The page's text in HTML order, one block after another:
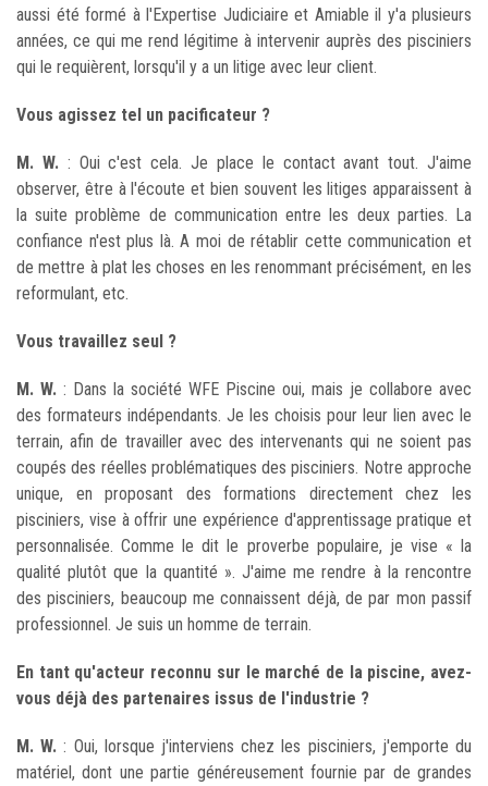
aussi été formé à l'Expertise Judiciaire et Amiable il y'a plusieurs
années, ce qui me rend légitime à intervenir auprès des pisciniers
qui le requièrent, lorsqu'il y a un litige avec leur client.
Vous agissez tel un pacificateur ?
M. W.: Oui c'est cela. Je place le contact avant tout. J'aime
observer, être à l'écoute et bien souvent les litiges apparaissent à
la suite problème de communication entre les deux parties. La
confiance n'est plus là. A moi de rétablir cette communication et
de mettre à plat les choses en les renommant précisément, en les
reformulant, etc.
Vous travaillez seul ?
M. W. : Dans la société WFE Piscine oui, mais je collabore avec
des formateurs indépendants. Je les choisis pour leur lien avec le
terrain, afin de travailler avec des intervenants qui ne soient pas
coupés des réelles problématiques des pisciniers. Notre approche
unique, en proposant des formations directement chez les
pisciniers, vise à offrir une expérience d'apprentissage pratique et
personnalisée. Comme le dit le proverbe populaire, je vise « la
qualité plutôt que la quantité ». J'aime me rendre à la rencontre
des pisciniers, beaucoup me connaissent déjà, de par mon passif
professionnel. Je suis un homme de terrain.
En tant qu'acteur reconnu sur le marché de la piscine, avez-
vous déjà des partenaires issus de l'industrie ?
M. W. : Oui, lorsque j'interviens chez les pisciniers, j'emporte du
matériel, dont une partie généreusement fournie par de grandes